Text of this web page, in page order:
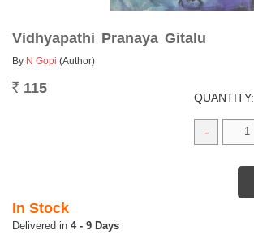
Vidhyapathi Pranaya Gitalu
By N Gopi (Author)
Rs. 115
QUANTITY:
-
In Stock
4 - 9 Days